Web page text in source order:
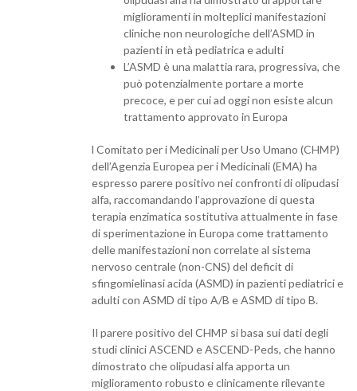
miglioramenti in molteplici manifestazioni
cliniche non neurologiche dell’ASMD in
pazienti in età pediatrica e adulti
L’ASMD è una malattia rara, progressiva, che
può potenzialmente portare a morte
precoce, e per cui ad oggi non esiste alcun
trattamento approvato in Europa
l Comitato per i Medicinali per Uso Umano (CHMP)
dell’Agenzia Europea per i Medicinali (EMA) ha
espresso parere positivo nei confronti di olipudasi
alfa, raccomandando l’approvazione di questa
terapia enzimatica sostitutiva attualmente in fase
di sperimentazione in Europa come trattamento
delle manifestazioni non correlate al sistema
nervoso centrale (non-CNS) del deficit di
sfingomielinasi acida (ASMD) in pazienti pediatrici e
adulti con ASMD di tipo A/B e ASMD di tipo B.
Il parere positivo del CHMP si basa sui dati degli
studi clinici ASCEND e ASCEND-Peds, che hanno
dimostrato che olipudasi alfa apporta un
miglioramento robusto e clinicamente rilevante